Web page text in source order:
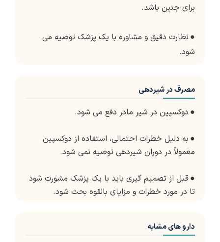
برای جنین باشد.
● نظارت دقیق و مشاوره با یک پزشک توصیه می
شود.
مصرف در شیردهی
● دوکسپین در شیر مادر دفع می شود.
● به دلیل خطرات احتمالی، استفاده از دوکسپین
معمولاً در دوران شیردهی توصیه نمی شود.
●قبل از تصمیم گیری باید با یک پزشک مشورت شود
تا در مورد خطرات و مزایای بالقوه بحث شود.
دارو های مشابه